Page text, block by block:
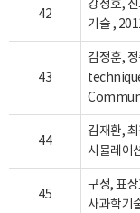
42
강정호,
기술 ,
43
김정훈,
44
김재환,
시뮬레이
45
구정, 표
사과학기